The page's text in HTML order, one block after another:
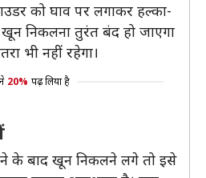
को घाव पर लगाकर हल्का-
निकलना तुरंत बंद हो जाएगा
भी नहीं रहेगा।
20% पढ़ लिया है
के बाद खून निकलने लगे तो इसे